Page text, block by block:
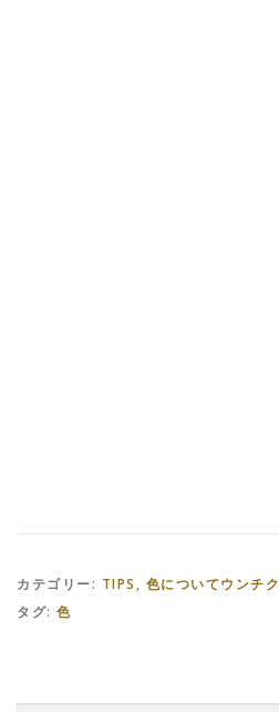
カテゴリー: TIPS, 色についてウンチク
タグ: 色